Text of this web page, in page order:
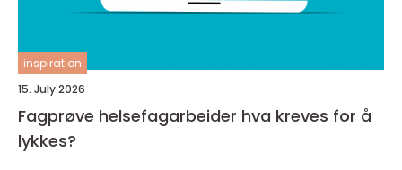
inspiration
15. July 2026
Fagprøve helsefagarbeider hva kreves for å
lykkes?